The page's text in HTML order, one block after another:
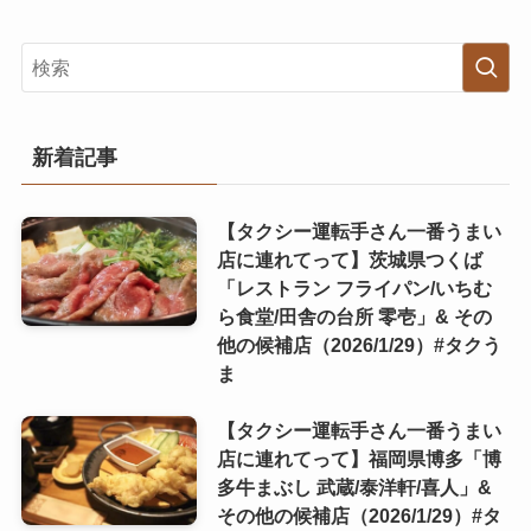
新着記事
【タクシー運転手さん一番うまい
店に連れてって】茨城県つくば
「レストラン フライパン/いちむ
ら食堂/田舎の台所 零壱」& その
他の候補店（2026/1/29）#タクう
ま
【タクシー運転手さん一番うまい
店に連れてって】福岡県博多「博
多牛まぶし 武蔵/泰洋軒/喜人」&
その他の候補店（2026/1/29）#タ